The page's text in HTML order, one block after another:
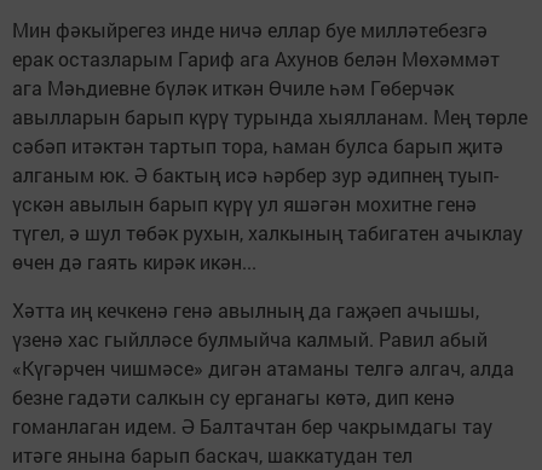
Мин фәкыйрегез инде ничә еллар буе милләтебезгә
ерак остазларым Гариф ага Ахунов белән Мөхәммәт
ага Мәһдиевне бүләк иткән Өчиле һәм Гөберчәк
авылларын барып күрү турында хыялланам. Мең төрле
сәбәп итәктән тартып тора, һаман булса барып җитә
алганым юк. Ә бактың исә һәрбер зур әдипнең туып-
үскән авылын барып күрү ул яшәгән мохитне генә
түгел, ә шул төбәк рухын, халкының табигатен ачык­лау
өчен дә гаять кирәк икән...
Хәтта иң кечкенә генә авылның да гаҗәеп ачышы,
үзенә хас гыйл­ләсе булмыйча калмый. Равил абый
«Күгәрчен чишмәсе» дигән атаманы телгә алгач, алда
безне гадәти салкын су ерганагы көтә, дип кенә
гоманлаган идем. Ә Балтачтан бер чакрымдагы тау
итәге янына барып баскач, шаккатудан тел